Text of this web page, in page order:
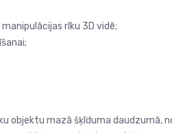
rīku 3D vidē;
objektu mazā šķīduma daudzumā,